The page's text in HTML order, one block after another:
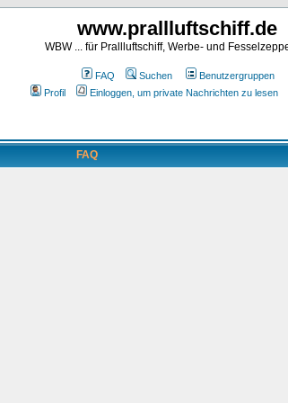
www.prallluftschiff.de
WBW ... für Prallluftschiff, Werbe- und
FAQ Suchen
Benutzergruppen
Profil
Einloggen, um private Nachrichten zu lesen
FAQ